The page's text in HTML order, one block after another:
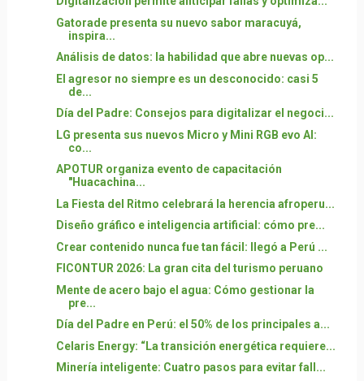
Gatorade presenta su nuevo sabor maracuyá,
inspira...
Análisis de datos: la habilidad que abre nuevas op...
El agresor no siempre es un desconocido: casi 5
de...
Día del Padre: Consejos para digitalizar el negoci...
LG presenta sus nuevos Micro y Mini RGB evo AI:
co...
APOTUR organiza evento de capacitación
"Huacachina...
La Fiesta del Ritmo celebrará la herencia afroperu...
Diseño gráfico e inteligencia artificial: cómo pre...
Crear contenido nunca fue tan fácil: llegó a Perú ...
FICONTUR 2026: La gran cita del turismo peruano
Mente de acero bajo el agua: Cómo gestionar la
pre...
Día del Padre en Perú: el 50% de los principales a...
Celaris Energy: “La transición energética requiere...
Minería inteligente: Cuatro pasos para evitar fall...